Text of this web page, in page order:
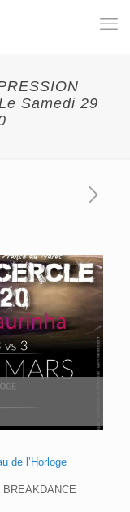
Samedi 29
de l’Horloge